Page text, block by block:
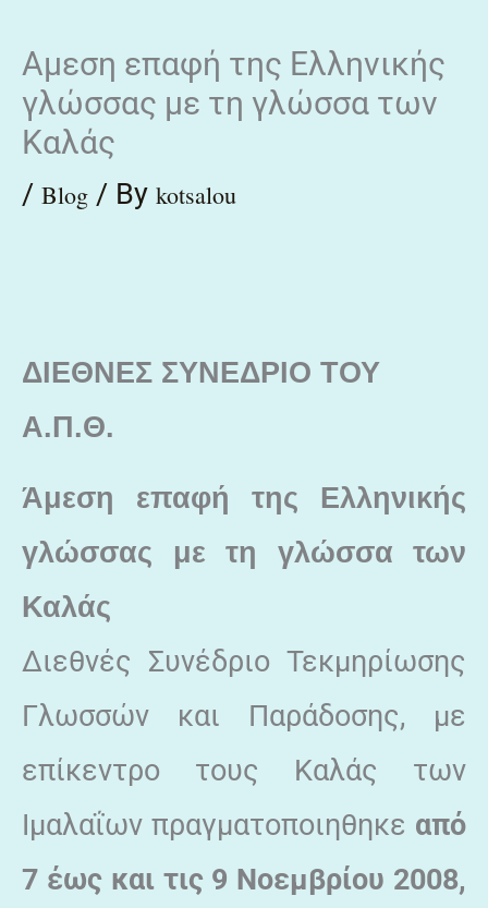
content
Αμεση επαφή της Ελληνικής
γλώσσας με τη γλώσσα των
Καλάς
/ Blog / By kotsalou
ΔΙΕΘΝΕΣ ΣΥΝΕΔΡΙΟ ΤΟΥ
Α.Π.Θ.
Άμεση επαφή της Ελληνικής
γλώσσας με τη γλώσσα των
Καλάς
Διεθνές Συνέδριο Τεκμηρίωσης
Γλωσσών και Παράδοσης, με
επίκεντρο τους Καλάς των
Ιμαλαΐων πραγματοποιηθηκε από
7 έως και τις 9 Νοεμβρίου 2008,